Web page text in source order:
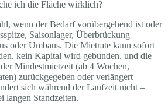
ich die Fläche wirklich?
wenn der Bedarf vorübergehend ist oder
Saisonlager, Überbrückung
oder Umbaus. Die Mietrate kann sofort
kein Kapital wird gebunden, und die
Mindestmietzeit (ab 4 Wochen,
zurückgegeben oder verlängert
sich während der Laufzeit nicht –
langen Standzeiten.